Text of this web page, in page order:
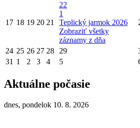
17 18 19 20 21
22
1
Teplický jarmok 2026
Zobraziť všetky
záznamy z dňa
24 25 26 27 28 29
31 1 2 3 4 5
Aktuálne počasie
dnes, pondelok 10. 8. 2026